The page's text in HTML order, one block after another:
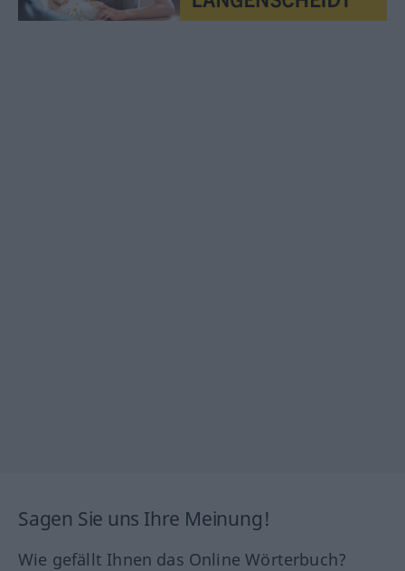
Sagen Sie uns Ihre Meinung!
Wie gefällt Ihnen das Online Wörterbuch?